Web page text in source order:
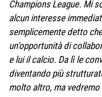
Champions League. Mi
alcun interesse
semplicemente detto
un’opportunità di
e lui il calcio. Da lì le
diventando più
molto altro, ma